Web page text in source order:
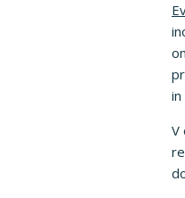
in
V